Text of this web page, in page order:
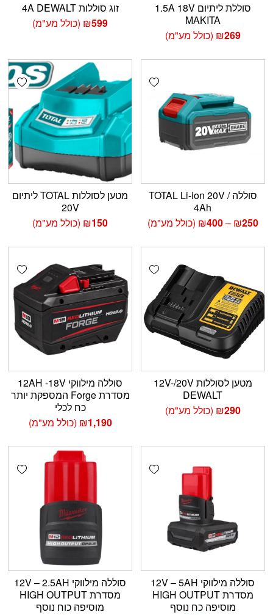
סוללת ליתיום 1.5A 18V
MAKITA
₪269 (כולל מע"מ)
זוג סוללות 4A DEWALT
₪599 (כולל מע"מ)
Add wishlist
סוללה TOTAL Li-ion 20V /
4Ah
₪250
–
₪400
טווח
⁦₪250⁩
⁦₪400⁩
(כולל מע"מ)
מטען לסוללות TOTAL ליתיום
20V
₪150 (כולל מע"מ)
Add wishlist
מטען לסוללות 12V-/20V
DEWALT
₪290 (כולל מע"מ)
סוללה מילווקי 12AH -18V
מסדרת Forge המספקת יותר
כח לכלי
₪1,190 (כולל מע"מ)
Add wishlist
סוללה מילווקי 12V – 5AH
מסדרת HIGH OUTPUT
מוסיפה כח נוסף
סוללה מילווקי 12V – 2.5AH
מסדרת HIGH OUTPUT
מוסיפה כוח נוסף